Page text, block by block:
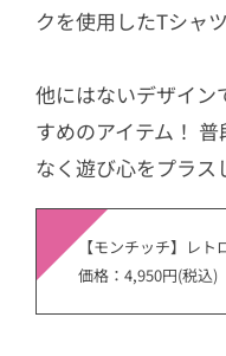
クを使用したTシャツ
他にはないデザイン
すめのアイテム！
なく遊び心をプラス
【モンチッチ】レト
価格：4,950円(税込)